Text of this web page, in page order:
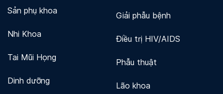
Sản phụ khoa
Nhi Khoa
Tai Mũi Họng
Dinh dưỡng
Giải phẫu bệnh
Điều trị HIV/AIDS
Phẫu thuật
Lão khoa